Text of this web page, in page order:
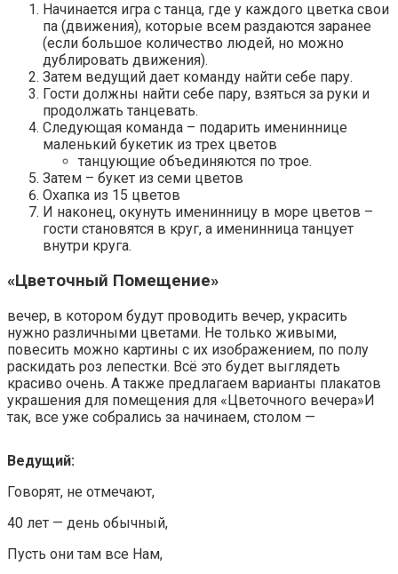
Начинается игра с танца, где у каждого цветка свои
па (движения), которые всем раздаются заранее
(если большое количество людей, но можно
дублировать движения).
Затем ведущий дает команду найти себе пару.
Гости должны найти себе пару, взяться за руки и
продолжать танцевать.
Следующая команда – подарить имениннице
маленький букетик из трех цветов
танцующие объединяются по трое.
Затем – букет из семи цветов
Охапка из 15 цветов
И наконец, окунуть именинницу в море цветов –
гости становятся в круг, а именинница танцует
внутри круга.
«Цветочный Помещение»
вечер, в котором будут проводить вечер, украсить
нужно различными цветами. Не только живыми,
повесить можно картины с их изображением, по полу
раскидать роз лепестки. Всё это будет выглядеть
красиво очень. А также предлагаем варианты плакатов
украшения для помещения для «Цветочного вечера»И
так, все уже собрались за начинаем, столом —
Ведущий:
Говорят, не отмечают,
40 лет — день обычный,
Пусть они там все Нам,